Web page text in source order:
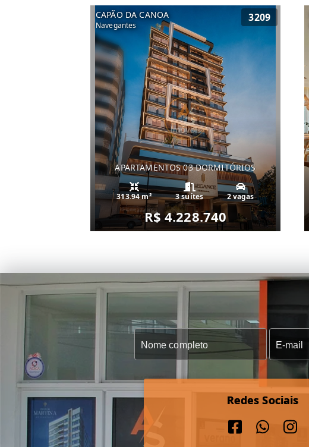
CAPÃO DA CANOA
Navegantes
3209
APARTAMENTOS 03 DORMITÓRIOS
313.94 m² 3 suítes 2 vagas
R$ 4.228.740
Redes Sociais